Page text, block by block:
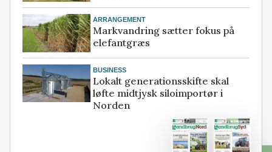
ARRANGEMENT
Markvandring sætter fokus på
elefantgræs
BUSINESS
Lokalt generationsskifte skal
løfte midtjysk siloimportør i
Norden